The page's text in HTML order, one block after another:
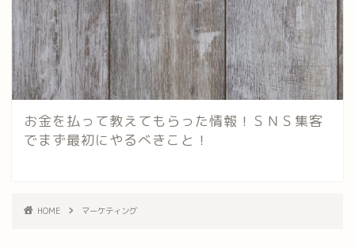
お金を払って教えてもらった情報！ＳＮＳ集客
でまず最初にやるべきこと！
HOME マーケティング